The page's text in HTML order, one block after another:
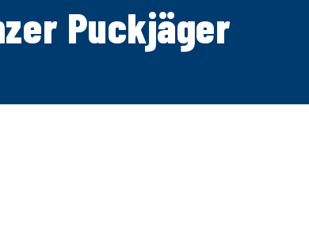
Puckjäger